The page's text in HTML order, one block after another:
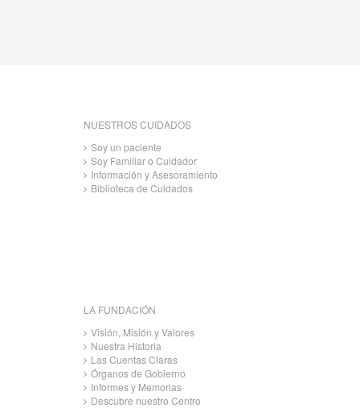
NUESTROS CUIDADOS
Soy un paciente
Soy Familiar o Cuidador
Información y Asesoramiento
Biblioteca de Cuidados
LA FUNDACIÓN
Visión, Misión y Valores
Nuestra Historia
Las Cuentas Claras
Órganos de Gobierno
Informes y Memorias
Descubre nuestro Centro